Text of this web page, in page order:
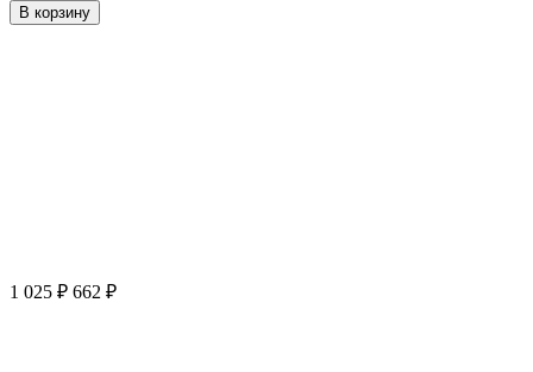
В корзину
1 025 ₽ 662 ₽